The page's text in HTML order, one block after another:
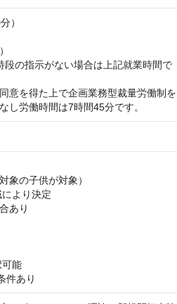
）
の指示がない場合は上記就業時間で
意を得た上で企画業務型裁量労働制を
し労働時間は7時間45分です。
象の子供が対象）
より決定
あり
可能
件あり